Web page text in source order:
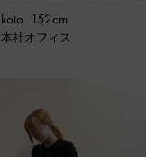
koto 152cm
本社オフィス